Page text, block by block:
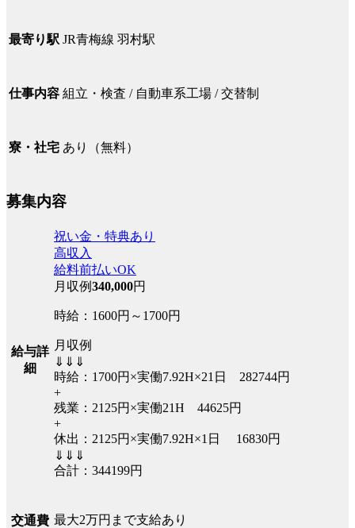
最寄り駅 JR青梅線 羽村駅
仕事内容 組立・検査 / 自動車系工場 / 交替制
寮・社宅 あり（無料）
募集内容
給与詳
細
祝い金・特典あり
高収入
給料前払いOK
月収例340,000円
時給：1600円～1700円
月収例
⇓⇓⇓
時給：1700円×実働7.92H×21日 282744円
+
残業：2125円×実働21H 44625円
+
休出：2125円×実働7.92H×1日 16830円
⇓⇓⇓
合計：344199円
交通費 最大2万円まで支給あり